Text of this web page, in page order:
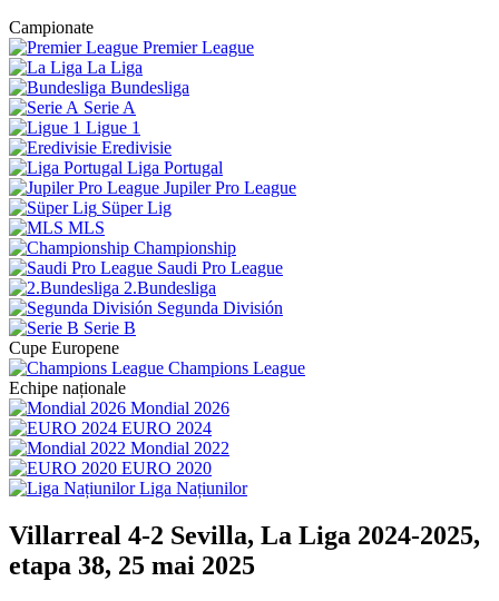
Campionate
Premier League
La Liga
Bundesliga
Serie A
Ligue 1
Eredivisie
Liga Portugal
Jupiler Pro League
Süper Lig
MLS
Championship
Saudi Pro League
2.Bundesliga
Segunda División
Serie B
Cupe Europene
Champions League
Echipe naționale
Mondial 2026
EURO 2024
Mondial 2022
EURO 2020
Liga Națiunilor
Villarreal 4-2 Sevilla, La Liga 2024-2025,
etapa 38, 25 mai 2025